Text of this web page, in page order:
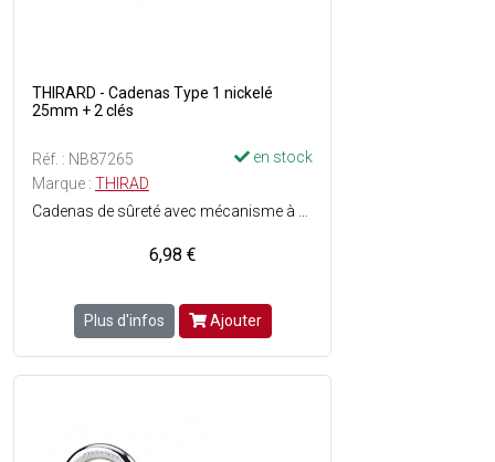
THIRARD - Cadenas Type 1 nickelé
25mm + 2 clés
Réf. : NB87265
en stock
Marque : THIRAD
6,98 €
Plus d'infos Ajouter